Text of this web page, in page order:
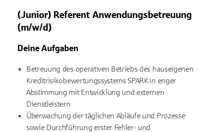
(Junior) Referent Anwendungsbetreuung
(m/w/d)
Deine Aufgaben
Betreuung des operativen Betriebs des hauseigenen
Kreditrisikobewertungssystems SPARK in enger
Abstimmung mit Entwicklung und externen
Dienstleistern
Überwachung der täglichen Abläufe und Prozesse
sowie Durchführung erster Fehler- und